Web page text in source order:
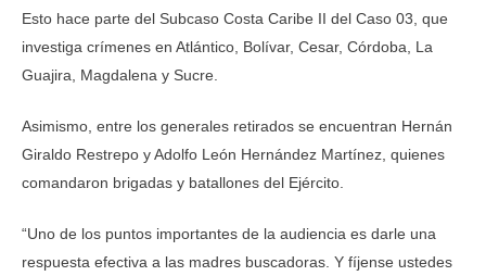
Esto hace parte del Subcaso Costa Caribe II del Caso 03, que
investiga crímenes en Atlántico, Bolívar, Cesar, Córdoba, La
Guajira, Magdalena y Sucre.
Asimismo, entre los generales retirados se encuentran Hernán
Giraldo Restrepo y Adolfo León Hernández Martínez, quienes
comandaron brigadas y batallones del Ejército.
“Uno de los puntos importantes de la audiencia es darle una
respuesta efectiva a las madres buscadoras. Y fíjense ustedes